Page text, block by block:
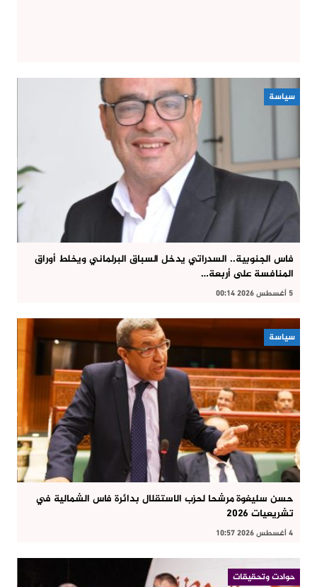
سياسة
فاس الجنوبية.. السدراتي يدخل السباق البرلماني ويخلط أوراق
المنافسة على أربعة…
5 أغسطس 2026 00:14
سياسة
حسن سليغوة مرشحا لحزب الاستقلال بدائرة فاس الشمالية في
تشريعيات 2026
4 أغسطس 2026 10:57
حوادت وتحقيقات